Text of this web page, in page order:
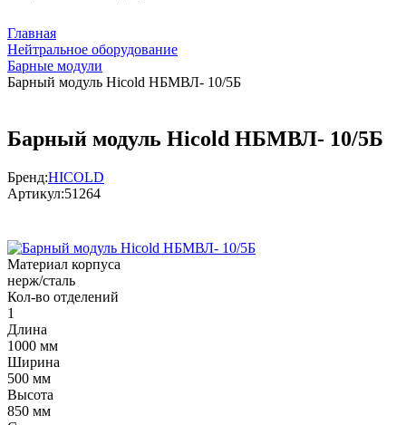
Главная
Нейтральное оборудование
Барные модули
Барный модуль Hicold НБМВЛ- 10/5Б
Барный модуль Hicold НБМВЛ- 10/5Б
Бренд:HICOLD
Артикул:51264
Материал корпуса
нерж/сталь
Кол-во отделений
1
Длина
1000 мм
Ширина
500 мм
Высота
850 мм